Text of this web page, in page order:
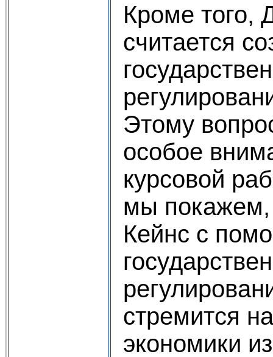
Кроме того,
считается
Этому
особое
курсовой
мы покажем,
Кейнс с
стремится
экономики